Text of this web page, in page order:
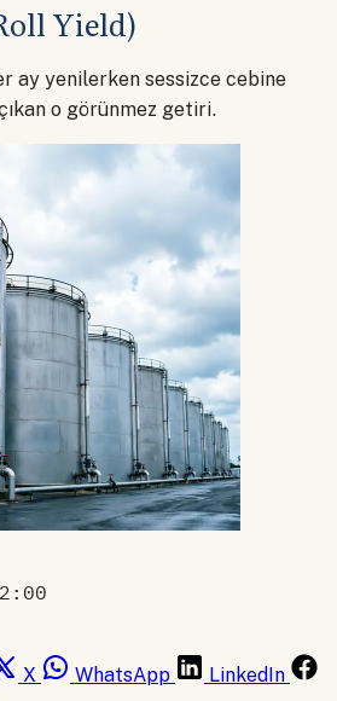
Yield)
ay yenilerken sessizce cebine
o görünmez getiri.
X WhatsApp
LinkedIn